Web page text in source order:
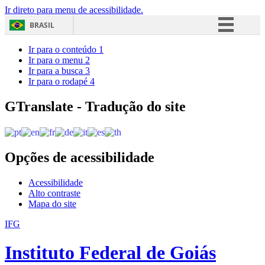
Ir direto para menu de acessibilidade.
BRASIL
Acesso à informação
Ir para o conteúdo 1
Ir para o menu 2
Ir para a busca 3
Ir para o rodapé 4
GTranslate - Tradução do site
Opções de acessibilidade
Acessibilidade
Alto contraste
Mapa do site
IFG
Instituto Federal de Goiás